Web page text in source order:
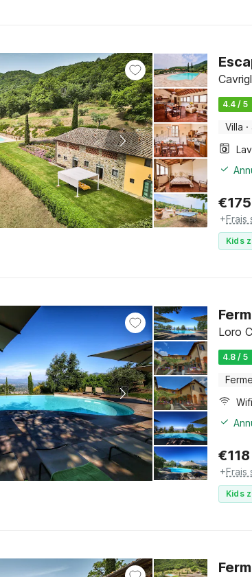
4.4 / 5
Villa ·
€175
+Frais
Kids
Loro
4.8 / 5
Ferme
Wifi
€118
+Frais
Kids